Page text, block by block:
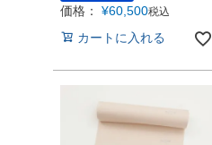
価格： ¥60,500税込
カートに入れる